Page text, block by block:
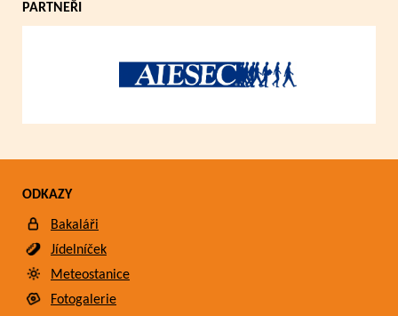
PARTNEŘI
ODKAZY
Bakaláři
Jídelníček
Meteostanice
Fotogalerie